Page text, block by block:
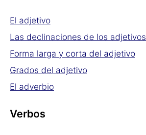
El adjetivo
Las declinaciones de los adjetivos
Forma larga y corta del adjetivo
Grados del adjetivo
El adverbio
Verbos